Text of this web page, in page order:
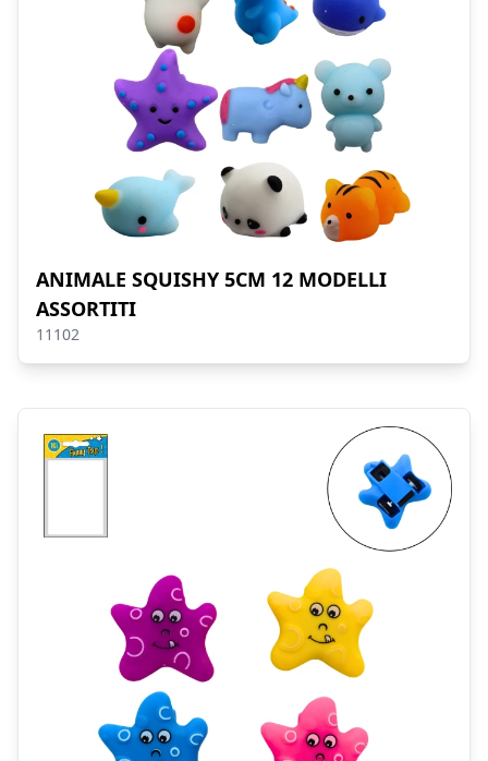
ANIMALE SQUISHY 5CM 12 MODELLI
ASSORTITI
11102